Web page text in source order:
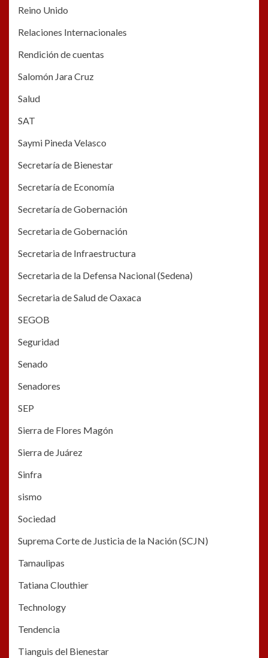
Reino Unido
Relaciones Internacionales
Rendición de cuentas
Salomón Jara Cruz
Salud
SAT
Saymi Pineda Velasco
Secretaría de Bienestar
Secretaría de Economía
Secretaría de Gobernación
Secretaria de Gobernación
Secretaria de Infraestructura
Secretaria de la Defensa Nacional (Sedena)
Secretaria de Salud de Oaxaca
SEGOB
Seguridad
Senado
Senadores
SEP
Sierra de Flores Magón
Sierra de Juárez
Sinfra
sismo
Sociedad
Suprema Corte de Justicia de la Nación (SCJN)
Tamaulipas
Tatiana Clouthier
Technology
Tendencia
Tianguis del Bienestar